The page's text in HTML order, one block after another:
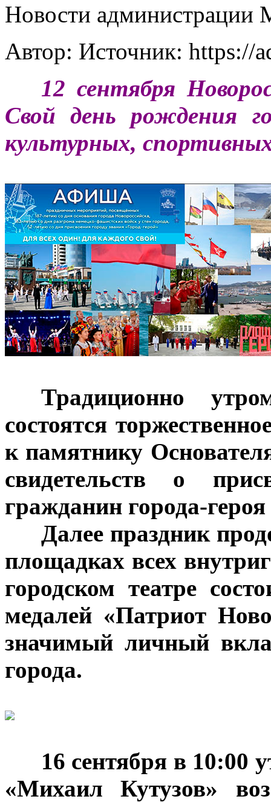
Новости администрации
Автор: Источник: https://
12 сентября
Свой день рождения
культурных,
Традиционно
состоятся
к памятнику
свидетельств о
гражданин города-
Далее праздник
площадках всех
городском театре
медалей «Патриот
значимый личный
города.
16 сентября в 10:00
«Михаил Кутузов»